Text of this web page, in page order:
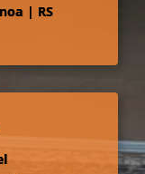
| RS